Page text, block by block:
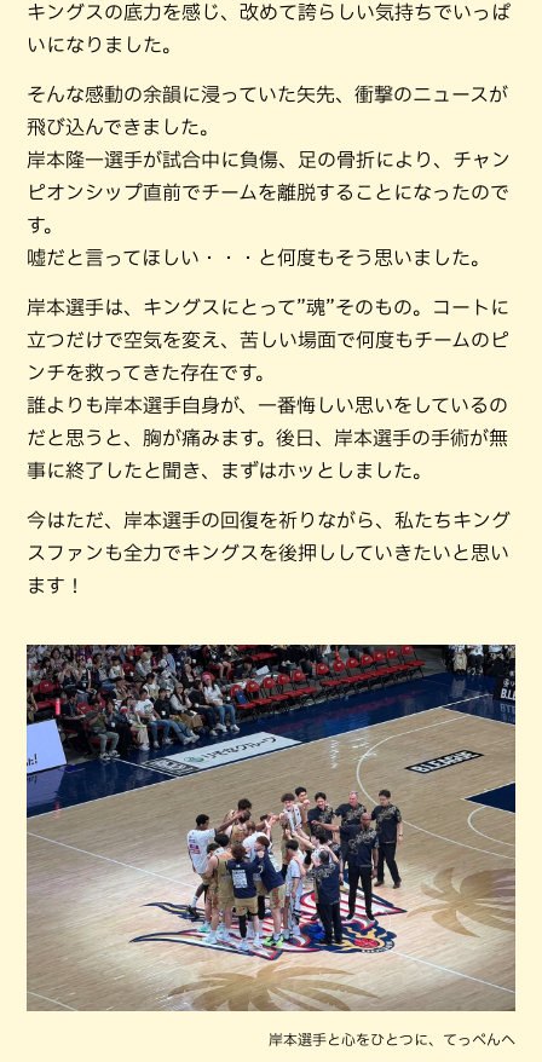
キングスの底力を感じ、改めて誇らしい気持ちでいっぱ
いになりました。
そんな感動の余韻に浸っていた矢先、衝撃のニュースが
飛び込んできました。
岸本隆一選手が試合中に負傷、足の骨折により、チャン
ピオンシップ直前でチームを離脱することになったので
す。
嘘だと言ってほしい・・・と何度もそう思いました。
岸本選手は、キングスにとって”魂”そのもの。コートに
立つだけで空気を変え、苦しい場面で何度もチームのピ
ンチを救ってきた存在です。
誰よりも岸本選手自身が、一番悔しい思いをしているの
だと思うと、胸が痛みます。後日、岸本選手の手術が無
事に終了したと聞き、まずはホッとしました。
今はただ、岸本選手の回復を祈りながら、私たちキング
スファンも全力でキングスを後押ししていきたいと思い
ます！
岸本選手と心をひとつに、てっぺんへ